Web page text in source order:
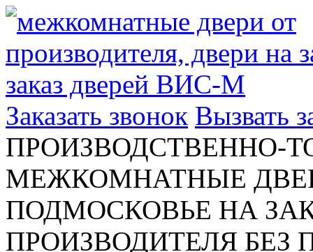
Заказать звонок Вызвать
ПРОИЗВОДСТВЕННО-
МЕЖКОМНАТНЫЕ
ПОДМОСКОВЬЕ НА
ПРОИЗВОДИТЕЛЯ БЕЗ